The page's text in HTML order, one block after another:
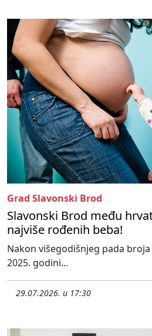
Grad Slavonski Brod
Slavonski Brod među
najviše rođenih beba!
Nakon višegodišnjeg pada
2025. godini...
29.07.2026. u 17:30